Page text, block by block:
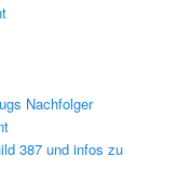
Nachfolger
387 und infos zu